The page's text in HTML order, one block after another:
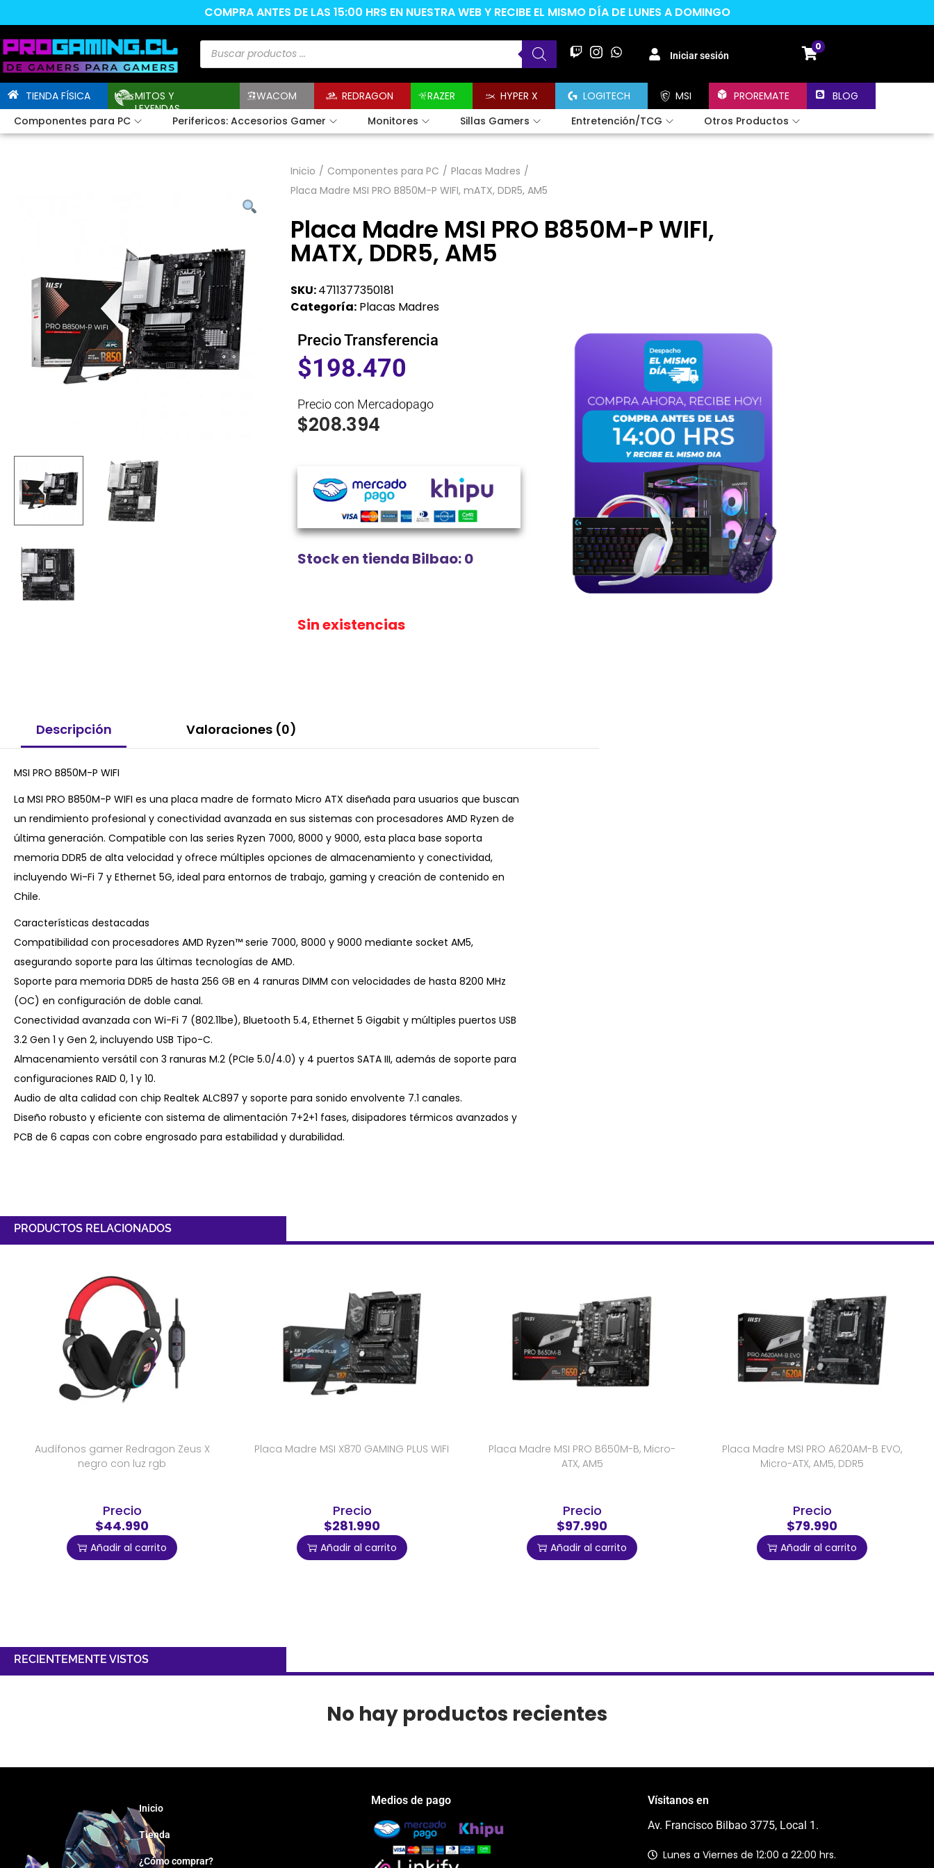
COMPRA ANTES DE LAS 15:00 HRS EN NUESTRA WEB Y RECIBE EL MISMO DÍA DE LUNES A DOMINGO
Iniciar sesión
0
TIENDA FÍSICA
MITOS Y
LEYENDAS
WACOM REDRAGON RAZER HYPER X LOGITECH MSI PROREMATE
BLOG
Componentes para PC
Perifericos: Accesorios Gamer Monitores Sillas Gamers Entretención/TCG Otros Productos
Inicio / Componentes para PC / Placas Madres /
Placa Madre MSI PRO B850M-P WIFI, mATX, DDR5, AM5
Placa Madre MSI PRO B850M-P WIFI,
MATX, DDR5, AM5
SKU:4711377350181
Categoría: Placas Madres
Precio Transferencia
$198.470
Precio con Mercadopago
$208.394
Stock en tienda Bilbao: 0
Sin existencias
Descripción Valoraciones (0)
MSI PRO B850M-P WIFI
La MSI PRO B850M-P WIFI es una placa madre de formato Micro ATX diseñada para usuarios que buscan
un rendimiento profesional y conectividad avanzada en sus sistemas con procesadores AMD Ryzen de
última generación. Compatible con las series Ryzen 7000, 8000 y 9000, esta placa base soporta
memoria DDR5 de alta velocidad y ofrece múltiples opciones de almacenamiento y conectividad,
incluyendo Wi-Fi 7 y Ethernet 5G, ideal para entornos de trabajo, gaming y creación de contenido en
Chile.
Características destacadas
Compatibilidad con procesadores AMD Ryzen™ serie 7000, 8000 y 9000 mediante socket AM5,
asegurando soporte para las últimas tecnologías de AMD.
Soporte para memoria DDR5 de hasta 256 GB en 4 ranuras DIMM con velocidades de hasta 8200 MHz
(OC) en configuración de doble canal.
Conectividad avanzada con Wi-Fi 7 (802.11be), Bluetooth 5.4, Ethernet 5 Gigabit y múltiples puertos USB
3.2 Gen 1 y Gen 2, incluyendo USB Tipo-C.
Almacenamiento versátil con 3 ranuras M.2 (PCIe 5.0/4.0) y 4 puertos SATA III, además de soporte para
configuraciones RAID 0, 1 y 10.
Audio de alta calidad con chip Realtek ALC897 y soporte para sonido envolvente 7.1 canales.
Diseño robusto y eficiente con sistema de alimentación 7+2+1 fases, disipadores térmicos avanzados y
PCB de 6 capas con cobre engrosado para estabilidad y durabilidad.
PRODUCTOS RELACIONADOS
Audífonos gamer Redragon Zeus X
negro con luz rgb
Precio
$44.990
Añadir al carrito
Placa Madre MSI X870 GAMING PLUS WIFI
Precio
$281.990
Añadir al carrito
Placa Madre MSI PRO B650M-B, Micro-
ATX, AM5
Precio
$97.990
Añadir al carrito
Placa Madre MSI PRO A620AM-B EVO,
Micro-ATX, AM5, DDR5
Precio
$79.990
Añadir al carrito
RECIENTEMENTE VISTOS
No hay productos recientes
Inicio
Tienda
¿Cómo comprar?
Medios de pago
Vísitanos en
Av. Francisco Bilbao 3775, Local 1.
Lunes a Viernes de 12:00 a 22:00 hrs.